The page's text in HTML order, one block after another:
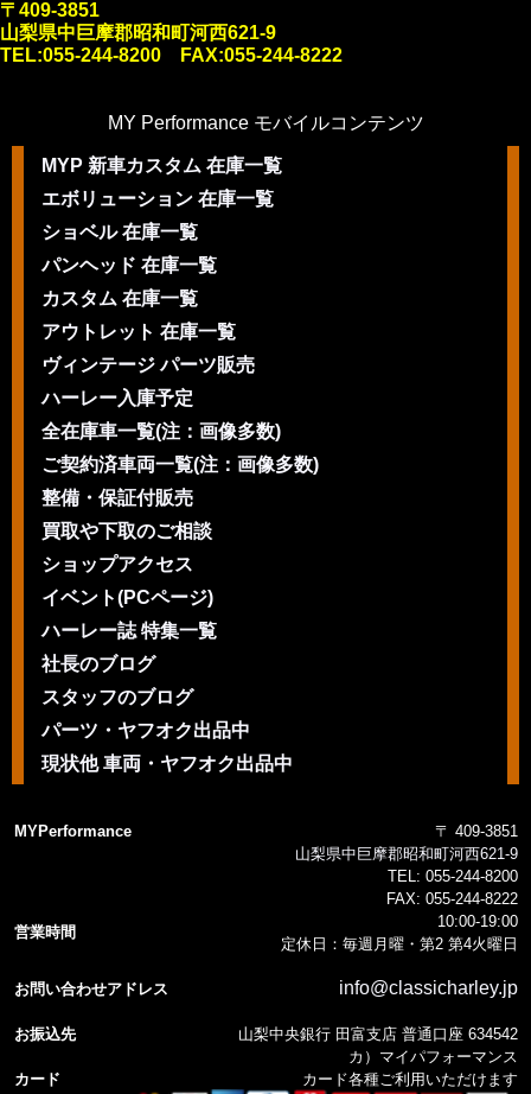
〒409-3851
山梨県中巨摩郡昭和町河西621-9
TEL:055-244-8200 FAX:055-244-8222
MY Performance モバイルコンテンツ
MYP 新車カスタム 在庫一覧
エボリューション 在庫一覧
ショベル 在庫一覧
パンヘッド 在庫一覧
カスタム 在庫一覧
アウトレット 在庫一覧
ヴィンテージ パーツ販売
ハーレー入庫予定
全在庫車一覧(注：画像多数)
ご契約済車両一覧(注：画像多数)
整備・保証付販売
買取や下取のご相談
ショップアクセス
イベント(PCページ)
ハーレー誌 特集一覧
社長のブログ
スタッフのブログ
パーツ・ヤフオク出品中
現状他 車両・ヤフオク出品中
MYPerformance
〒 409-3851
山梨県中巨摩郡昭和町河西621-9
TEL: 055-244-8200
FAX: 055-244-8222
営業時間
10:00-19:00
定休日：毎週月曜・第2 第4火曜日
お問い合わせアドレス info@classicharley.jp
お振込先
山梨中央銀行 田富支店 普通口座 634542
カ）マイパフォーマンス
カード
カード各種ご利用いただけます